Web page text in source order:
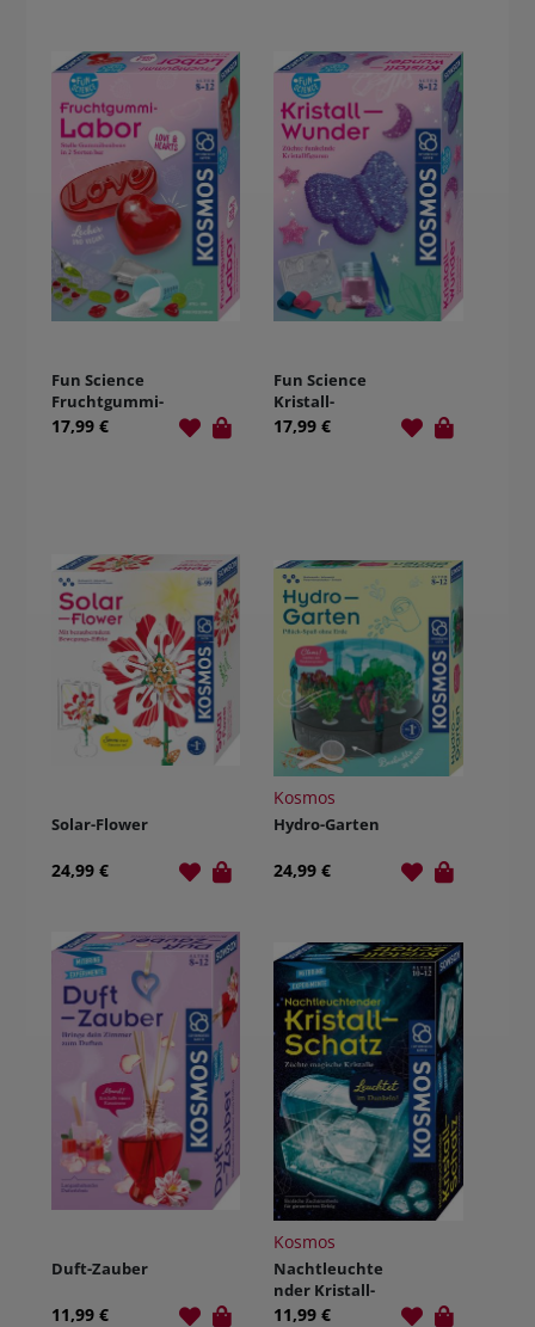
Fun Science
Fruchtgummi-
Labor Love &
17,99 €
Fun Science
Kristall-
Wunder
17,99 €
Solar-Flower
24,99 €
Kosmos
Hydro-Garten
24,99 €
Duft-Zauber
11,99 €
Kosmos
Nachtleuchte
nder Kristall-
Schatz
11,99 €